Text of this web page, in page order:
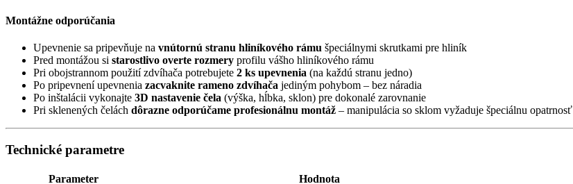
Montážne odporúčania
Upevnenie sa pripevňuje na vnútornú stranu hliníkového rámu špeciálnymi skrutkami pre hliník
Pred montážou si starostlivo overte rozmery profilu vášho hliníkového rámu
Pri obojstrannom použití zdvíhača potrebujete 2 ks upevnenia (na každú stranu jedno)
Po pripevnení upevnenia zacvaknite rameno zdvíhača jediným pohybom – bez náradia
Po inštalácii vykonajte 3D nastavenie čela (výška, hĺbka, sklon) pre dokonalé zarovnanie
Pri sklenených čelách dôrazne odporúčame profesionálnu montáž – manipulácia so sklom vyžaduje špeciálnu opatrnosť
Technické parametre
Parameter
Hodnota